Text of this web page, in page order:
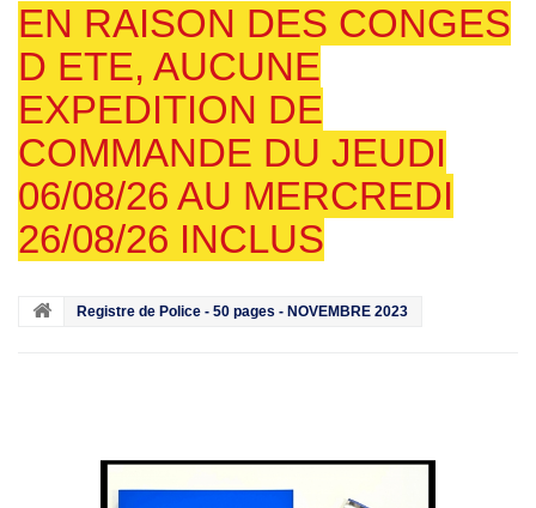
EN RAISON DES CONGES
D ETE, AUCUNE
EXPEDITION DE
COMMANDE DU JEUDI
06/08/26 AU MERCREDI
26/08/26 INCLUS
Registre de Police - 50 pages - NOVEMBRE 2023